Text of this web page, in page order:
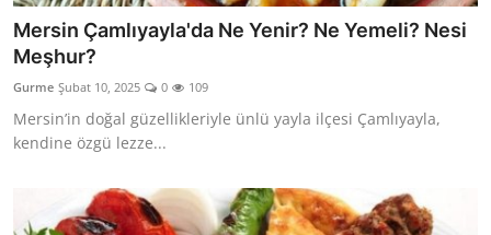
Mersin Çamlıyayla'da Ne Yenir? Ne Yemeli? Nesi
Meşhur?
Gurme Şubat 10, 2025 0 109
Mersin’in doğal güzellikleriyle ünlü yayla ilçesi Çamlıyayla,
kendine özgü lezze...